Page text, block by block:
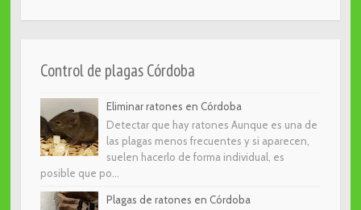
Control de plagas Córdoba
Eliminar ratones en Córdoba
Detectar que hay ratones Aunque es una de
las plagas menos frecuentes y si aparecen,
suelen hacerlo de forma individual, es
posible que po...
Plagas de ratones en Córdoba